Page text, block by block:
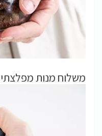
משלוח מנות מפלצתי